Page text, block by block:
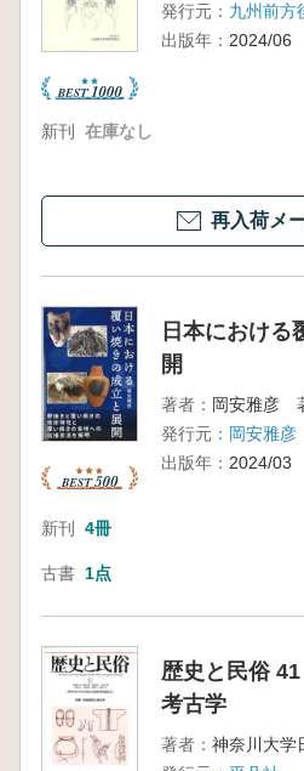
発行元： 九州前方
出版年： 2024/06
新刊 在庫なし
再入荷メ
日本における
開
著者： 岡安雅彦
発行元： 岡安雅彦
出版年： 2024/03
新刊 4冊
古書 1点
歴史と民俗
考古学
著者： 神奈川大学